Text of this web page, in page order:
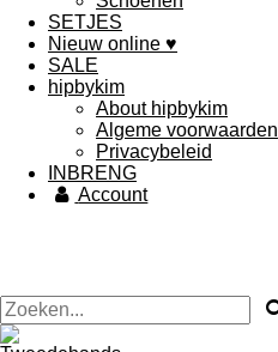
SETJES
Nieuw online ♥
SALE
hipbykim
About hipbykim
Algeme voorwaarden
Privacybeleid
INBRENG
Account